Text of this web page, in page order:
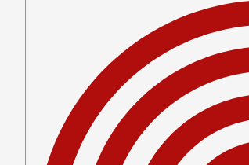
Nuestro papel en el
sector
Nuestra Actuación
Países Participantes